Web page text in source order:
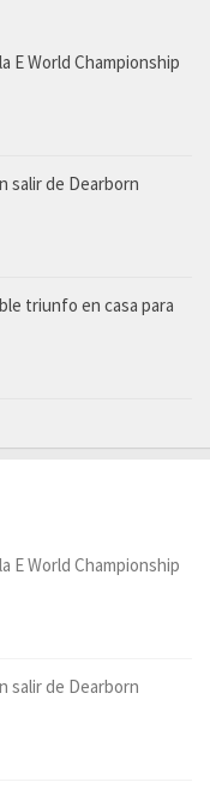
E World Championship
salir de Dearborn
triunfo en casa para
E World Championship
salir de Dearborn